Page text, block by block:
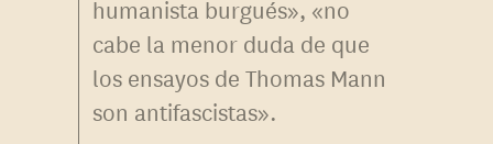
humanista burgués», «no
cabe la menor duda de que
los ensayos de Thomas Mann
son antifascistas».